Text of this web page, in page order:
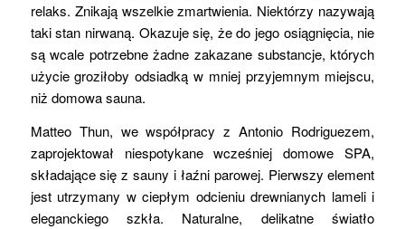
relaks. Znikają wszelkie zmartwienia. Niektórzy nazywają
taki stan nirwaną. Okazuje się, że do jego osiągnięcia, nie
są wcale potrzebne żadne zakazane substancje, których
użycie groziłoby odsiadką w mniej przyjemnym miejscu,
niż domowa sauna.
Matteo Thun, we współpracy z Antonio Rodriguezem,
zaprojektował niespotykane wcześniej domowe SPA,
składające się z sauny i łaźni parowej. Pierwszy element
jest utrzymany w ciepłym odcieniu drewnianych lameli i
eleganckiego szkła. Naturalne, delikatne światło